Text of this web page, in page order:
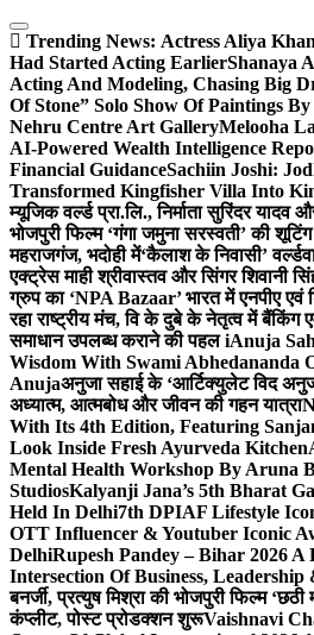
Skip
to
content
Trending News: Actress Aliya
Had Started Acting EarlierShanaya
Acting And Modeling, Chasing Big
Of Stone” Solo Show Of Paintings
Nehru Centre Art GalleryMelooha
AI-Powered Wealth Intelligence
Financial GuidanceSachiin Joshi:
Transformed Kingfisher Villa Into
म्यूजिक वर्ल्ड प्रा.लि., निर्माता सुरिंदर यादव
भोजपुरी फिल्म ‘गंगा जमुना सरस्वती’ की
महराजगंज, भदोही में‘कैलाश के निवासी’
एक्ट्रेस माही श्रीवास्तव और सिंगर शिवानी
ग्रुप का ‘NPA Bazaar’ भारत में एनपीए
रहा राष्ट्रीय मंच, वि के दुबे के नेतृत्व में बैंकिंग
समाधान उपलब्ध कराने की पहल iAnuja
Wisdom With Swami Abhedananda
Anujaअनुजा सहाई के ‘आर्टिक्युलेट विद
अध्यात्म, आत्मबोध और जीवन की गहन यात्रा
With Its 4th Edition, Featuring
Look Inside Fresh Ayurveda Kitchen
Mental Health Workshop By Aruna
StudiosKalyanji Jana’s 5th Bharat
Held In Delhi7th DPIAF Lifestyle
OTT Influencer & Youtuber Iconic
DelhiRupesh Pandey – Bihar 2026 A
Intersection Of Business, Leadership
बनर्जी, प्रत्युष मिश्रा की भोजपुरी फिल्म
कंप्लीट, पोस्ट प्रोडक्शन शुरूVaishnavi